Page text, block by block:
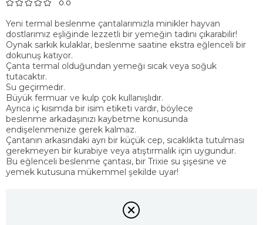
0.0
Yeni termal beslenme çantalarımızla minikler hayvan
dostlarımız eşliğinde lezzetli bir yemeğin tadını çıkarabilir!
Oynak sarkık kulaklar, beslenme saatine ekstra eğlenceli bir
dokunuş katıyor.
Çanta termal olduğundan yemeği sıcak veya soğuk
tutacaktır.
Su geçirmedir.
Büyük fermuar ve kulp çok kullanışlıdır.
Ayrıca iç kısımda bir isim etiketi vardır, böylece
beslenme arkadaşınızı kaybetme konusunda
endişelenmenize gerek kalmaz.
Çantanın arkasındaki ayrı bir küçük cep, sıcaklıkta tutulması
gerekmeyen bir kurabiye veya atıştırmalık için uygundur.
Bu eğlenceli beslenme çantası, bir Trixie su şişesine ve
yemek kutusuna mükemmel şekilde uyar!